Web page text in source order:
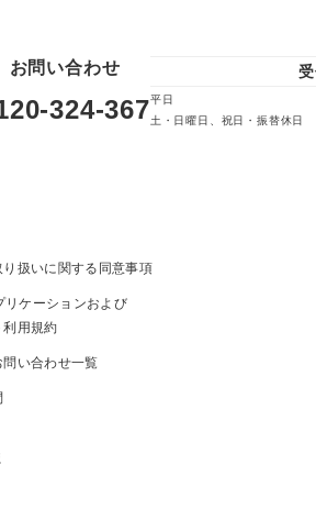
お問い合わせ
324-367平日
土・日曜日、祝日・振替休日
扱いに関する同意事項
ケーションおよび
用規約
い合わせ一覧